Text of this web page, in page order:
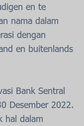
en te
nama dalam
dengan
en buitenlands
Bank Sentral
Desember 2022.
hal dalam